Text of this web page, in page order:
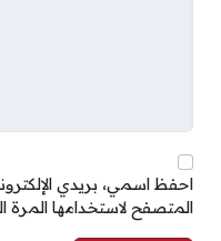
احفظ اسمي، بريدي
المتصفح لاستخدامها المرة